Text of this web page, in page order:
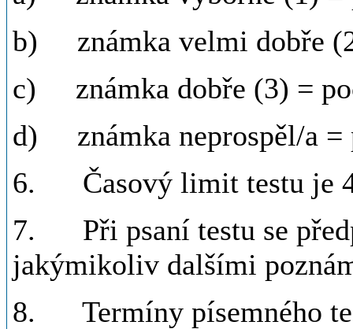
b) známka velmi dobře
c) známka dobře (3) =
d) známka neprospěl/a =
6. Časový limit testu je
7. Při psaní testu se
jakýmikoliv dalšími
8. Termíny písemného